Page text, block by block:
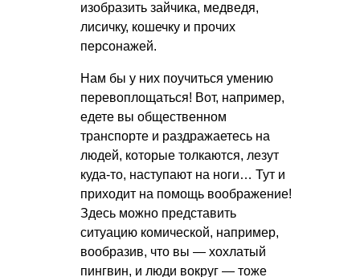
изобразить зайчика, медведя,
лисичку, кошечку и прочих
персонажей.
Нам бы у них поучиться умению
перевоплощаться! Вот, например,
едете вы общественном
транспорте и раздражаетесь на
людей, которые толкаются, лезут
куда-то, наступают на ноги… Тут и
приходит на помощь воображение!
Здесь можно представить
ситуацию комической, например,
вообразив, что вы — хохлатый
пингвин, и люди вокруг — тоже